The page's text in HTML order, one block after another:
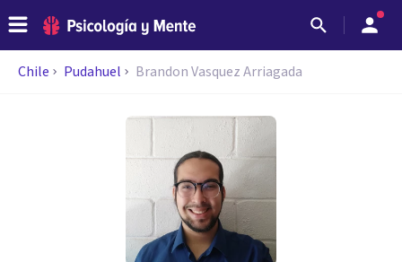
Chile Pudahuel Brandon Vasquez Arriagada